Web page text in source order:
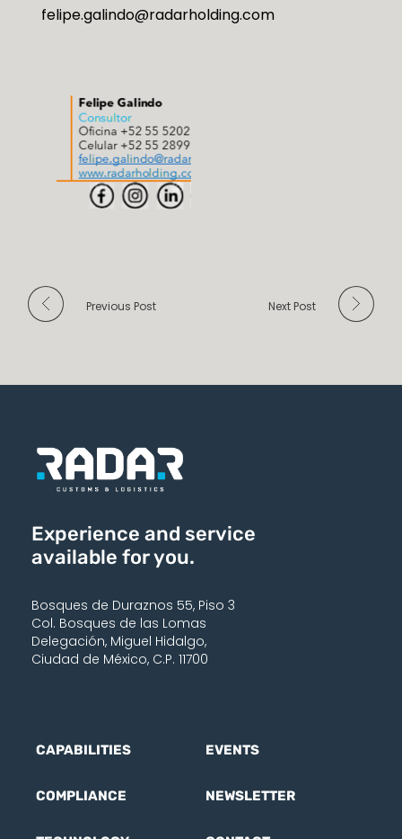
felipe.galindo@radarholding.com
Previous Post Next Post
Experience and service
available for you.
Bosques de Duraznos 55, Piso 3
Col. Bosques de las Lomas
Delegación, Miguel Hidalgo,
Ciudad de México, C.P. 11700
CAPABILITIES
COMPLIANCE
EVENTS
NEWSLETTER